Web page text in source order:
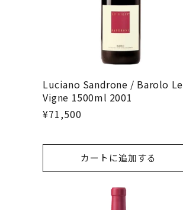
Luciano Sandrone / Barolo Le
Vigne 1500ml 2001
¥71,500
カートに追加する